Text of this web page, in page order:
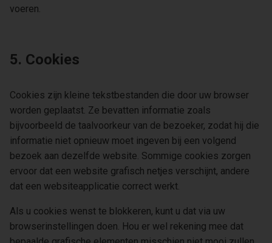
voeren.
5. Cookies
Cookies zijn kleine tekstbestanden die door uw browser
worden geplaatst. Ze bevatten informatie zoals
bijvoorbeeld de taalvoorkeur van de bezoeker, zodat hij die
informatie niet opnieuw moet ingeven bij een volgend
bezoek aan dezelfde website. Sommige cookies zorgen
ervoor dat een website grafisch netjes verschijnt, andere
dat een websiteapplicatie correct werkt.
Als u cookies wenst te blokkeren, kunt u dat via uw
browserinstellingen doen. Hou er wel rekening mee dat